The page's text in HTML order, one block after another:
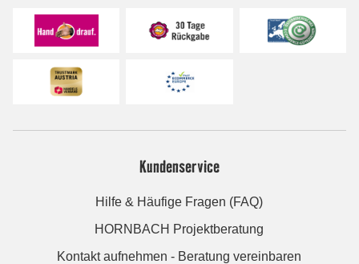
Kundenservice
Hilfe & Häufige Fragen (FAQ)
HORNBACH Projektberatung
Kontakt aufnehmen - Beratung vereinbaren